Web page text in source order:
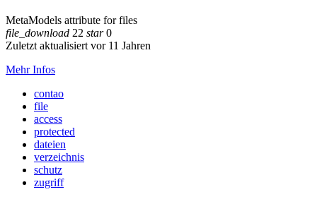
MetaModels attribute for files
file_download 22 star0
Zuletzt aktualisiert vor 11 Jahren
Mehr Infos
contao
file
access
protected
dateien
verzeichnis
schutz
zugriff